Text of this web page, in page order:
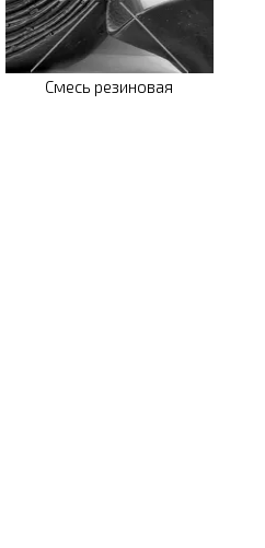
Смесь резиновая